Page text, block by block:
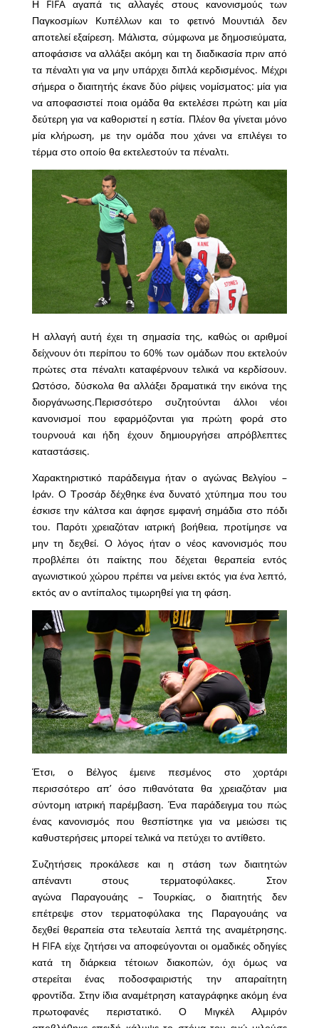
Η FIFA αγαπά τις αλλαγές στους κανονισμούς των
Παγκοσμίων Κυπέλλων και το φετινό Μουντιάλ δεν
αποτελεί εξαίρεση. Μάλιστα, σύμφωνα με δημοσιεύματα,
αποφάσισε να αλλάξει ακόμη και τη διαδικασία πριν από
τα πέναλτι για να μην υπάρχει διπλά κερδισμένος. Μέχρι
σήμερα ο διαιτητής έκανε δύο ρίψεις νομίσματος: μία για
να αποφασιστεί ποια ομάδα θα εκτελέσει πρώτη και μία
δεύτερη για να καθοριστεί η εστία. Πλέον θα γίνεται μόνο
μία κλήρωση, με την ομάδα που χάνει να επιλέγει το
τέρμα στο οποίο θα εκτελεστούν τα πέναλτι.
Η αλλαγή αυτή έχει τη σημασία της, καθώς οι αριθμοί
δείχνουν ότι περίπου το 60% των ομάδων που εκτελούν
πρώτες στα πέναλτι καταφέρνουν τελικά να κερδίσουν.
Ωστόσο, δύσκολα θα αλλάξει δραματικά την εικόνα της
διοργάνωσης.Περισσότερο συζητούνται άλλοι νέοι
κανονισμοί που εφαρμόζονται για πρώτη φορά στο
τουρνουά και ήδη έχουν δημιουργήσει απρόβλεπτες
καταστάσεις.
Χαρακτηριστικό παράδειγμα ήταν ο αγώνας Βελγίου –
Ιράν. Ο Τροσάρ δέχθηκε ένα δυνατό χτύπημα που του
έσκισε την κάλτσα και άφησε εμφανή σημάδια στο πόδι
του. Παρότι χρειαζόταν ιατρική βοήθεια, προτίμησε να
μην τη δεχθεί. Ο λόγος ήταν ο νέος κανονισμός που
προβλέπει ότι παίκτης που δέχεται θεραπεία εντός
αγωνιστικού χώρου πρέπει να μείνει εκτός για ένα λεπτό,
εκτός αν ο αντίπαλος τιμωρηθεί για τη φάση.
Έτσι, ο Βέλγος έμεινε πεσμένος στο χορτάρι
περισσότερο απ’ όσο πιθανότατα θα χρειαζόταν μια
σύντομη ιατρική παρέμβαση. Ένα παράδειγμα του πώς
ένας κανονισμός που θεσπίστηκε για να μειώσει τις
καθυστερήσεις μπορεί τελικά να πετύχει το αντίθετο.
Συζητήσεις προκάλεσε και η στάση των διαιτητών
απέναντι στους τερματοφύλακες. Στον
αγώνα Παραγουάης – Τουρκίας, ο διαιτητής δεν
επέτρεψε στον τερματοφύλακα της Παραγουάης να
δεχθεί θεραπεία στα τελευταία λεπτά της αναμέτρησης.
Η FIFA είχε ζητήσει να αποφεύγονται οι ομαδικές οδηγίες
κατά τη διάρκεια τέτοιων διακοπών, όχι όμως να
στερείται ένας ποδοσφαιριστής την απαραίτητη
φροντίδα. Στην ίδια αναμέτρηση καταγράφηκε ακόμη ένα
πρωτοφανές περιστατικό. Ο Μιγκέλ Αλμιρόν